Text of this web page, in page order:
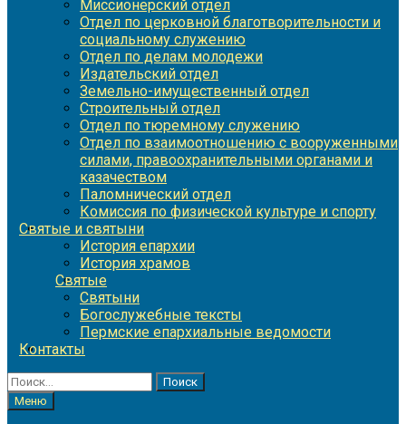
Миссионерский отдел
Отдел по церковной благотворительности и
социальному служению
Отдел по делам молодежи
Издательский отдел
Земельно-имущественный отдел
Строительный отдел
Отдел по тюремному служению
Отдел по взаимоотношению с вооруженными
силами, правоохранительными органами и
казачеством
Паломнический отдел
Комиссия по физической культуре и спорту
Святые и святыни
История епархии
История храмов
Святые
Святыни
Богослужебные тексты
Пермские епархиальные ведомости
Контакты
Найти:
Меню